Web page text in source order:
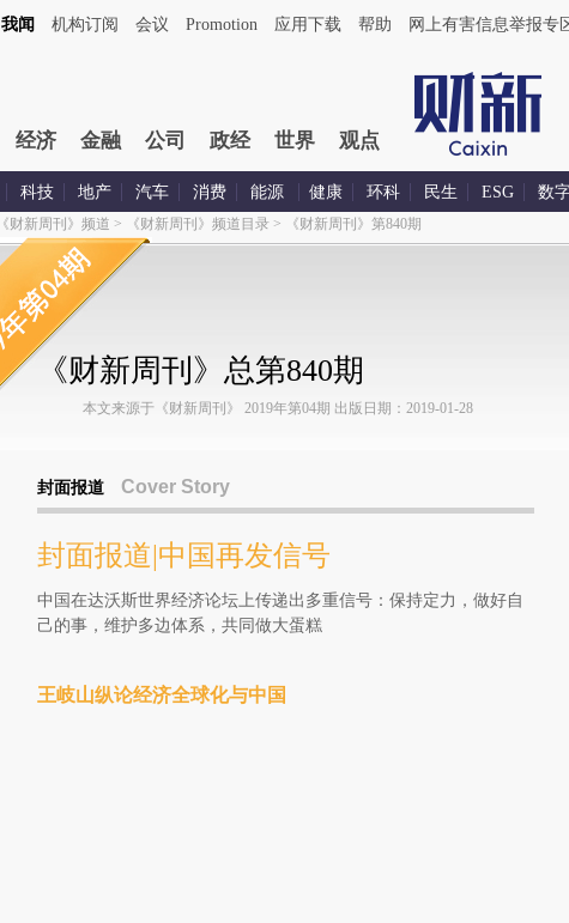
我闻 机构订阅 会议 Promotion 应用下载 帮助 网上有害信息举报专
经济 金融 公司 政经 世界 观点
科技 地产 汽车 消费 能源 健康 环科 民生 ESG 数
《财新周刊》频道 > 《财新周刊》频道目录> 《财新周刊》第840期
《财新周刊》总第840期
本文来源于《财新周刊》 2019年第04期 出版日期：2019-01-28
封面报道 Cover Story
封面报道|中国再发信号
中国在达沃斯世界经济论坛上传递出多重信号：保持定力，做好自
己的事，维护多边体系，共同做大蛋糕
王岐山纵论经济全球化与中国